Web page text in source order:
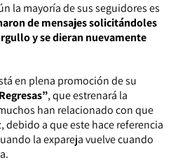
la mayoría de sus seguidores es
de mensajes solicitándoles
y se dieran nuevamente
en plena promoción de su
, que estrenará la
han relacionado con que
debido a que este hace referencia
la expareja vuelve cuando